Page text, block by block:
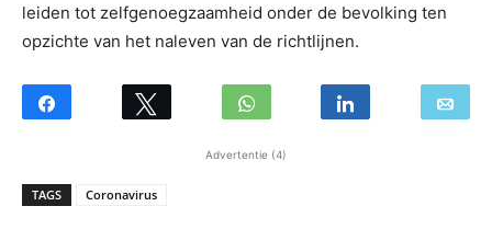
leiden tot zelfgenoegzaamheid onder de bevolking ten
opzichte van het naleven van de richtlijnen.
Advertentie (4)
TAGS Coronavirus